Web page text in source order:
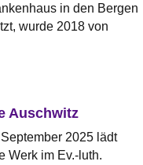
in den Bergen
wurde 2018 von
Auschwitz
2025 lädt
Werk im Ev.-luth.